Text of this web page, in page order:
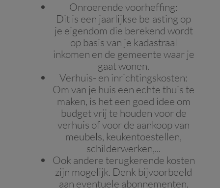
Onroerende voorheffing:
Dit is een jaarlijkse belasting op
je eigendom die berekend wordt
op basis van je kadastraal
inkomen en de gemeente waar je
gaat wonen.
Verhuis- en inrichtingskosten:
Om van je huis een echte thuis te
maken, is het een goed idee om
budget vrij te houden voor de
verhuis of voor de aankoop van
meubels, keukentoestellen,
schilderwerken,...
Ook andere terugkerende kosten
zijn mogelijk. Denk bijvoorbeeld
aan eventuele abonnementen,